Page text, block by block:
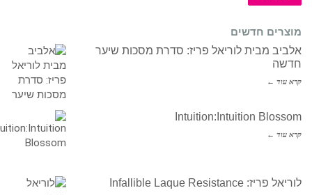
מוצרים חדשים
אלביב מבית לוריאל פריז: סדרת מסכות שיער
חדשה
קרא עוד ←
Intuition:Intuition Blossom
קרא עוד ←
לוריאל פריז: Infallible Laque Resistance